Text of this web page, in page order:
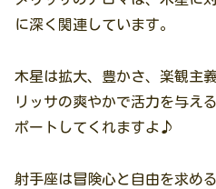
に深く関連しています。
木星は拡大、豊かさ、楽観主
リッサの爽やかで活力を与え
ポートしてくれますよ♪
射手座は冒険心と自由を求め